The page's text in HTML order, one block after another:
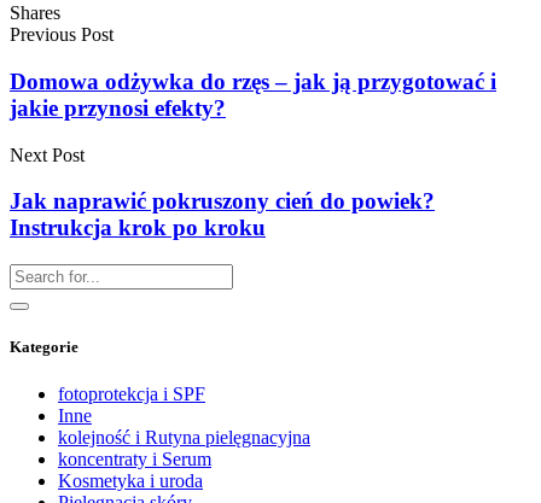
Shares
Previous Post
Domowa odżywka do rzęs – jak ją przygotować i
jakie przynosi efekty?
Next Post
Jak naprawić pokruszony cień do powiek?
Instrukcja krok po kroku
Kategorie
fotoprotekcja i SPF
Inne
kolejność i Rutyna pielęgnacyjna
koncentraty i Serum
Kosmetyka i uroda